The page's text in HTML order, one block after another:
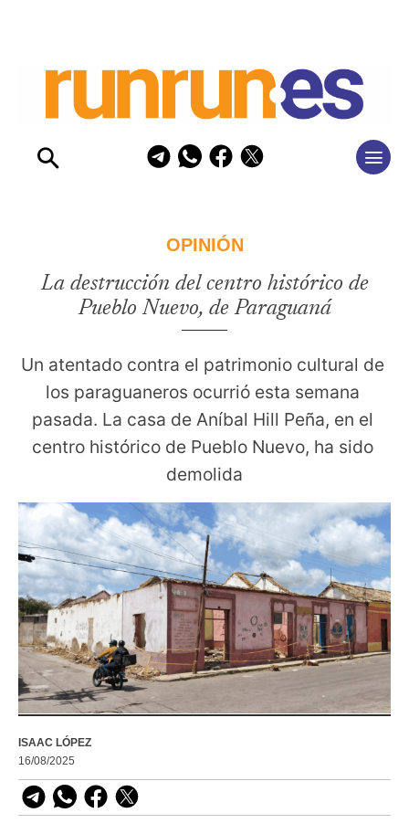
OPINIÓN
La destrucción del centro histórico de
Pueblo Nuevo, de Paraguaná
Un atentado contra el patrimonio cultural de
los paraguaneros ocurrió esta semana
pasada. La casa de Aníbal Hill Peña, en el
centro histórico de Pueblo Nuevo, ha sido
demolida
ISAAC LÓPEZ
16/08/2025